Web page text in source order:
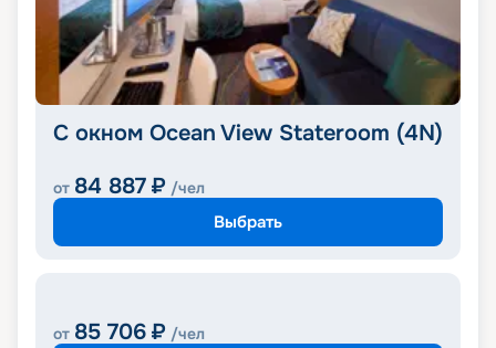
С окном Ocean View Stateroom (4N)
от 84 887 ₽ /чел
Выбрать
от 85 706 ₽ /чел